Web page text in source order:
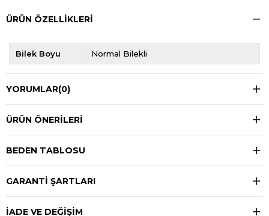
ÜRÜN ÖZELLIKLERI
Bilek Boyu Normal Bilekli
YORUMLAR(0)
ÜRÜN ÖNERILERI
BEDEN TABLOSU
GARANTİ ŞARTLARI
İADE VE DEĞİŞİM